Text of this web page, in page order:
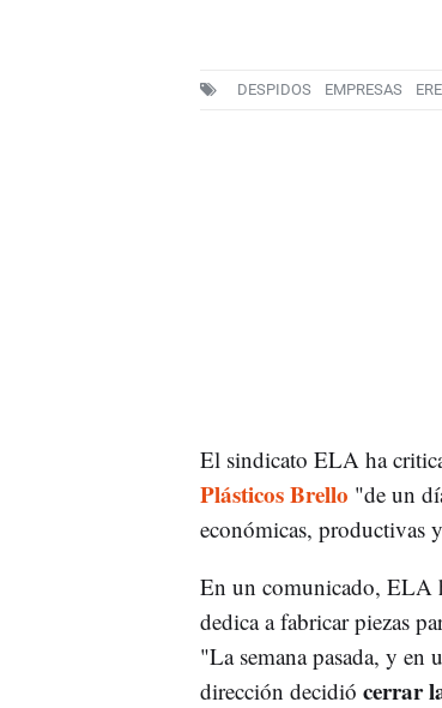
DESPIDOS EMPRESAS ERE
El sindicato ELA ha
Plásticos Brello "de un
económicas, productivas
En un comunicado, ELA
dedica a fabricar piezas
"La semana pasada, y en
dirección decidió cerrar